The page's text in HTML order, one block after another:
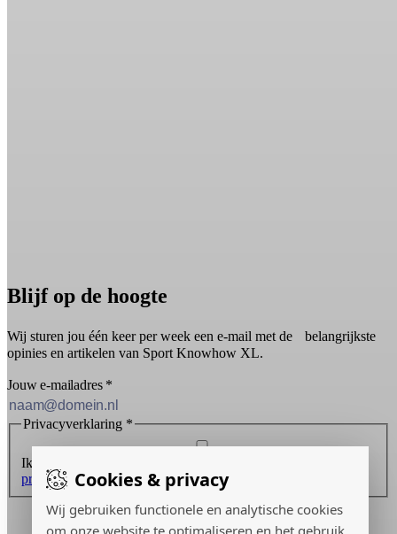
Cookies & privacy
Wij gebruiken functionele en analytische cookies
om onze website te optimaliseren en het gebruik
Blijf op de hoogte
Wij sturen jou één keer per week een e-mail met de belangrijkste
opinies en artikelen van Sport Knowhow XL.
Jouw e-mailadres *
Privacyverklaring *
Ik ontvang graag de nieuwsbrief en ga akkoord met de
privacyverklaring.
Inschrijven